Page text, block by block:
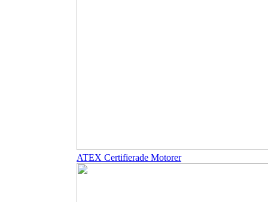
ATEX Certifierade Motorer